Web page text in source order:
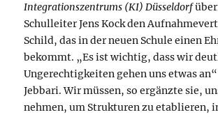
Integrationszentrums (KI) Düsseldorf
Schulleiter Jens Kock den
Schild, das in der neuen Schule einen
bekommt. „Es ist wichtig, dass wir
Ungerechtigkeiten gehen uns etwas
Jebbari. Wir müssen, so ergänzte sie,
nehmen, um Strukturen zu etablieren,